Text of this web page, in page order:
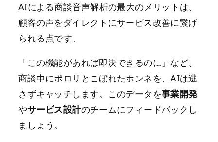
AIによる商談音声解析の最大のメリットは、
顧客の声をダイレクトにサービス改善に繋げ
られる点です。
「この機能があれば即決できるのに」など、
商談中にポロリとこぼれたホンネを、AIは逃
さずキャッチします。このデータを事業開発
やサービス設計のチームにフィードバックし
ましょう。